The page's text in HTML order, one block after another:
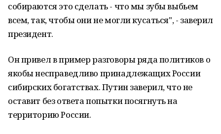
собираются это сделать - что мы зубы выбьем
всем, так, чтобы они не могли кусаться", - заверил
президент.
Он привел в пример разговоры ряда политиков о
якобы несправедливо принадлежащих России
сибирских богатствах. Путин заверил, что не
оставит без ответа попытки посягнуть на
территорию России.